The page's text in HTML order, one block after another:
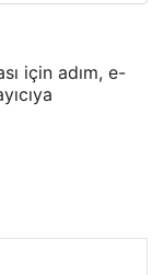
için adım, e-